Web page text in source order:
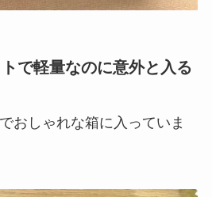
で軽量なのに意外と入る
おしゃれな箱に入っていま